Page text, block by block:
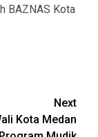
BAZNAS Kota
Next
Kota Medan